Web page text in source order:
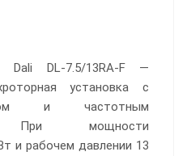
Dali DL-7.5/13RA-F —
установка с
и частотным
При мощности
и рабочем давлении 13